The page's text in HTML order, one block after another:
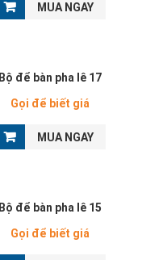
MUA NGAY
Bộ để bàn pha lê 17
Gọi để biết giá
MUA NGAY
Bộ để bàn pha lê 15
Gọi để biết giá